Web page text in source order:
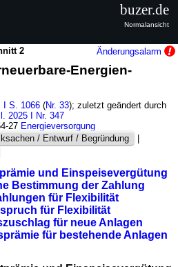
2 Änderungsalarm
Energien-
I S. 1066 (Nr. 33); zuletzt geändert durch
2025 I Nr. 347
27 Energieversorgung
/ Entwurf / Begründung
|
und Einspeisevergütung
Bestimmung der Zahlung
für Flexibilität
für Flexibilität
für neue Anlagen
für bestehende Anlagen
buzer.de
Normalansicht